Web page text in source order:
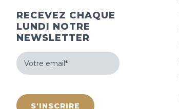
RECEVEZ CHAQUE
LUNDI NOTRE
NEWSLETTER
Votre
email
(Nécessaire)